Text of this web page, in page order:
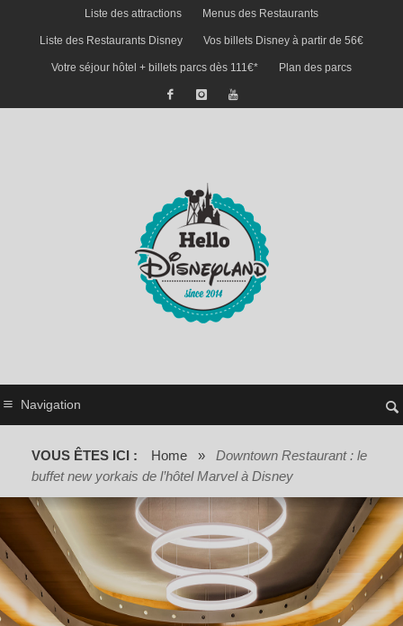
Liste des attractions Menus des Restaurants
Liste des Restaurants Disney Vos billets Disney à partir de 56€
Votre séjour hôtel + billets parcs dès 111€* Plan des parcs
Navigation
VOUS ÊTES ICI : Home »
Downtown Restaurant : le
buffet new yorkais de l’hôtel Marvel à Disney